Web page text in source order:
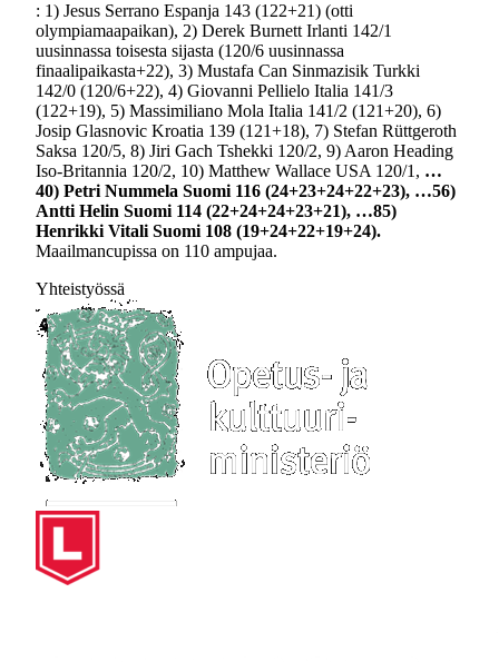
: 1) Jesus Serrano Espanja 143 (122+21) (otti
olympiamaapaikan), 2) Derek Burnett Irlanti 142/1
uusinnassa toisesta sijasta (120/6 uusinnassa
finaalipaikasta+22), 3) Mustafa Can Sinmazisik Turkki
142/0 (120/6+22), 4) Giovanni Pellielo Italia 141/3
(122+19), 5) Massimiliano Mola Italia 141/2 (121+20), 6)
Josip Glasnovic Kroatia 139 (121+18), 7) Stefan Rüttgeroth
Saksa 120/5, 8) Jiri Gach Tshekki 120/2, 9) Aaron Heading
Iso-Britannia 120/2, 10) Matthew Wallace USA 120/1, …
40) Petri Nummela Suomi 116 (24+23+24+22+23), …56)
Antti Helin Suomi 114 (22+24+24+23+21), …85)
Henrikki Vitali Suomi 108 (19+24+22+19+24).
Maailmancupissa on 110 ampujaa.
Yhteistyössä